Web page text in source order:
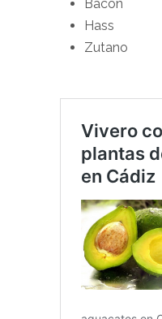
Bacon
Hass
Zutano